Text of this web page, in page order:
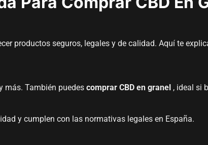
productos seguros, legales y de calidad. Aquí te
más. También puedes comprar CBD en granel , ideal si
y cumplen con las normativas legales en España.